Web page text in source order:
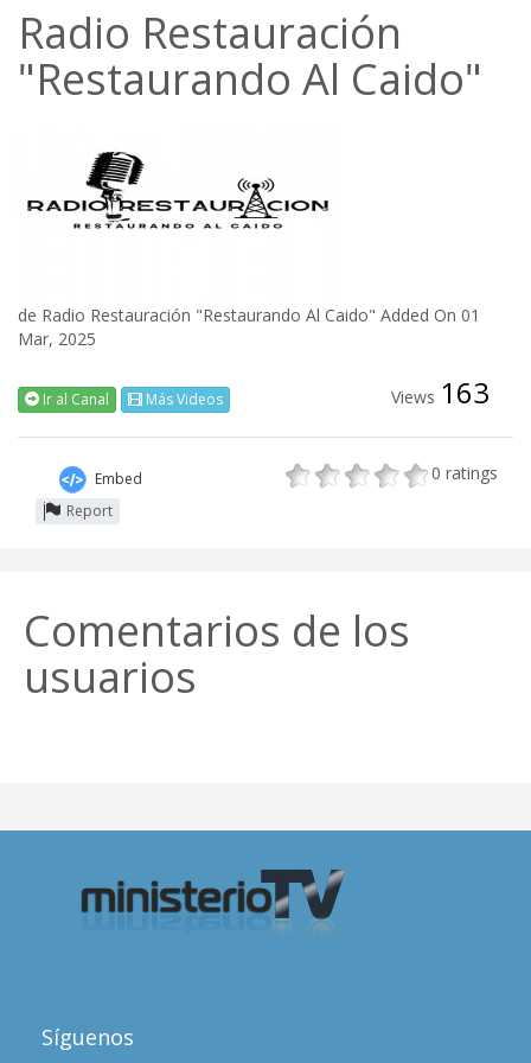
Radio Restauración
"Restaurando Al Caido"
de Radio Restauración "Restaurando Al Caido" Added On 01
Mar, 2025
Ir al Canal Más Videos Views 163
Embed
Report
0 ratings
Comentarios de los
usuarios
Síguenos